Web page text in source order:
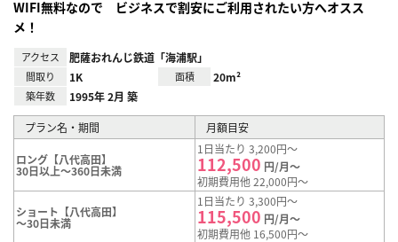
WIFI無料なので ビジネスで割安にご利用されたい方へオスス
メ！
アクセス 肥薩おれんじ鉄道「海浦駅」
間取り 1K 面積 20m²
築年数 1995年 2月 築
プラン名・期間 月額目安
ロング【八代高田】
30日以上～360日未満
1日当たり 3,200円～
112,500 円/月～
初期費用他 22,000円～
ショート【八代高田】
～30日未満
1日当たり 3,300円～
115,500 円/月～
初期費用他 16,500円～